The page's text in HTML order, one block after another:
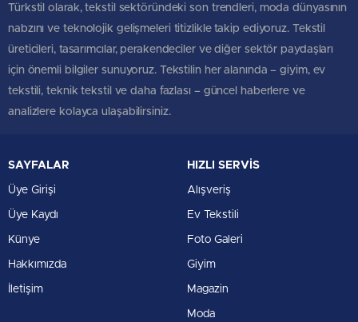
Türkstil olarak, tekstil sektöründeki son trendleri, moda dünyasının
nabzını ve teknolojik gelişmeleri titizlikle takip ediyoruz. Tekstil
üreticileri, tasarımcılar, perakendeciler ve diğer sektör paydaşları
için önemli bilgiler sunuyoruz. Tekstilin her alanında – giyim, ev
tekstili, teknik tekstil ve daha fazlası – güncel haberlere ve
analizlere kolayca ulaşabilirsiniz.
SAYFALAR
Üye Girişi
Üye Kaydı
Künye
Hakkımızda
İletişim
HIZLI SERVİS
Alışveriş
Ev Tekstili
Foto Galeri
Giyim
Magazin
Moda